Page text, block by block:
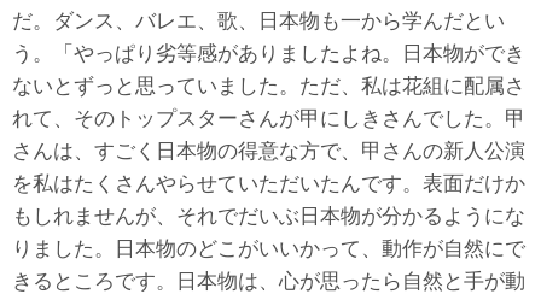
だ。ダンス、バレエ、歌、日本物も一から学んだとい
う。「やっぱり劣等感がありましたよね。日本物ができ
ないとずっと思っていました。ただ、私は花組に配属さ
れて、そのトップスターさんが甲にしきさんでした。甲
さんは、すごく日本物の得意な方で、甲さんの新人公演
を私はたくさんやらせていただいたんです。表面だけか
もしれませんが、それでだいぶ日本物が分かるようにな
りました。日本物のどこがいいかって、動作が自然にで
きるところです。日本物は、心が思ったら自然と手が動